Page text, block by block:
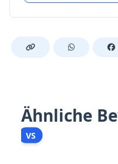
Ähnliche
VS